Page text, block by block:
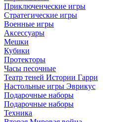
Приключенческие игры
Стратегические игры
Военные игры
Аксессуары
Мешки
Кубики
Протекторы
Часы песочные
Театр теней Истории Гарри
Настольные игры Эврикус
Подарочные наборы
Подарочные наборы
Техника